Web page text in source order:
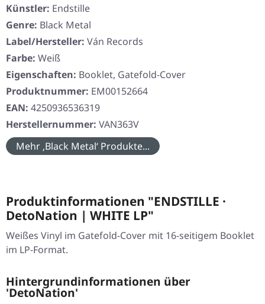
Künstler: Endstille
Genre: Black Metal
Label/Hersteller: Ván Records
Farbe: Weiß
Eigenschaften: Booklet, Gatefold-Cover
Produktnummer: EM00152664
EAN: 4250936536319
Herstellernummer: VAN363V
Mehr ‚Black Metal‘ Produkte...
Produktinformationen "ENDSTILLE ·
DetoNation | WHITE LP"
Weißes Vinyl im Gatefold-Cover mit 16-seitigem Booklet
im LP-Format.
Hintergrundinformationen über
'DetoNation'